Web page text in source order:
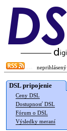
neprihlásený
DSL pripojenie
Ceny DSL
Dostupnosť DSL
Fórum o DSL
Výsledky meraní